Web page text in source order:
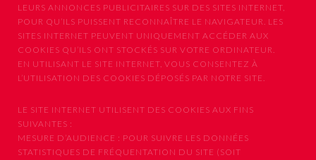
LEURS ANNONCES PUBLICITAIRES SUR DES SITES INTERNET,
POUR QU’ILS PUISSENT RECONNAÎTRE LE NAVIGATEUR. LES
SITES INTERNET PEUVENT UNIQUEMENT ACCÉDER AUX
COOKIES QU’ILS ONT STOCKÉS SUR VOTRE ORDINATEUR.
EN UTILISANT LE SITE INTERNET, VOUS CONSENTEZ À
L’UTILISATION DES COOKIES DÉPOSÉS PAR NOTRE SITE.
LE SITE INTERNET UTILISENT DES COOKIES AUX FINS
SUIVANTES :
MESURE D’AUDIENCE : POUR SUIVRE LES DONNÉES
STATISTIQUES DE FRÉQUENTATION DU SITE (SOIT